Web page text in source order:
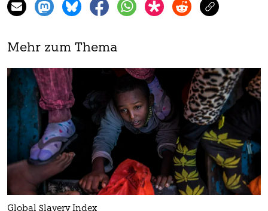
Mehr zum Thema
Global Slavery Index